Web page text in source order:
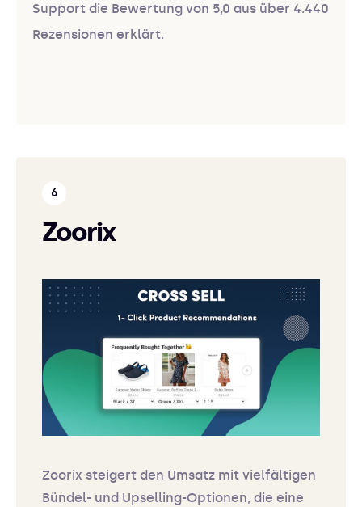
Support die Bewertung von 5,0 aus über 4.440
Rezensionen erklärt.
Zoorix
Zoorix steigert den Umsatz mit vielfältigen
Bündel- und Upselling-Optionen, die eine